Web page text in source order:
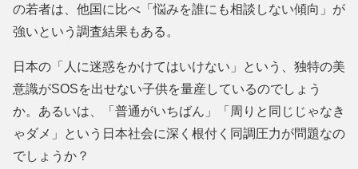
の若者は、他国に比べ「悩みを誰にも相談しない傾向」が
強いという調査結果もある。
日本の「人に迷惑をかけてはいけない」という、独特の美
意識がSOSを出せない子供を量産しているのでしょう
か。あるいは、「普通がいちばん」「周りと同じじゃなき
ゃダメ」という日本社会に深く根付く同調圧力が問題なの
でしょうか？